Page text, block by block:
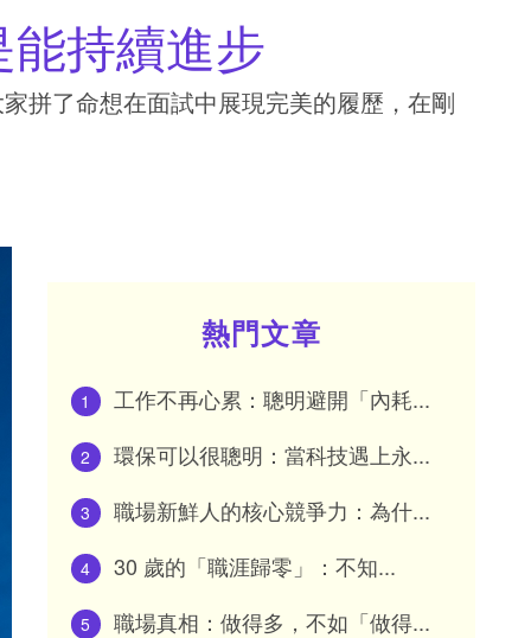
持續進步
拼了命想在面試中展現完美的履歷，在剛
熱門文章
1 工作不再心累：聰明避開「內耗...
2 環保可以很聰明：當科技遇上永...
3 職場新鮮人的核心競爭力：為什...
4 30 歲的「職涯歸零」：不知...
5 職場真相：做得多，不如「做得...